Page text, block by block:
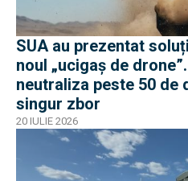
SUA au prezentat
noul „ucigaș de
neutraliza peste 50 de
singur zbor
20 IULIE 2026